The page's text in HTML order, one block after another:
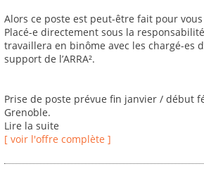
Alors ce poste est peut-être fait pour vous
Placé-e directement sous la
travaillera en binôme avec les chargé-es
support de l’ARRA².
Prise de poste prévue fin janvier / début
Grenoble.
Lire la suite
[ voir l'offre complète ]